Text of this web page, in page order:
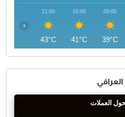
09:00
39°C
10:00
41°C
11:00
43°C
‹
العراقي